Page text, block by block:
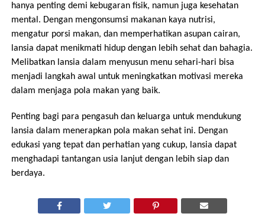
hanya penting demi kebugaran fisik, namun juga kesehatan
mental. Dengan mengonsumsi makanan kaya nutrisi,
mengatur porsi makan, dan memperhatikan asupan cairan,
lansia dapat menikmati hidup dengan lebih sehat dan bahagia.
Melibatkan lansia dalam menyusun menu sehari-hari bisa
menjadi langkah awal untuk meningkatkan motivasi mereka
dalam menjaga pola makan yang baik.
Penting bagi para pengasuh dan keluarga untuk mendukung
lansia dalam menerapkan pola makan sehat ini. Dengan
edukasi yang tepat dan perhatian yang cukup, lansia dapat
menghadapi tantangan usia lanjut dengan lebih siap dan
berdaya.